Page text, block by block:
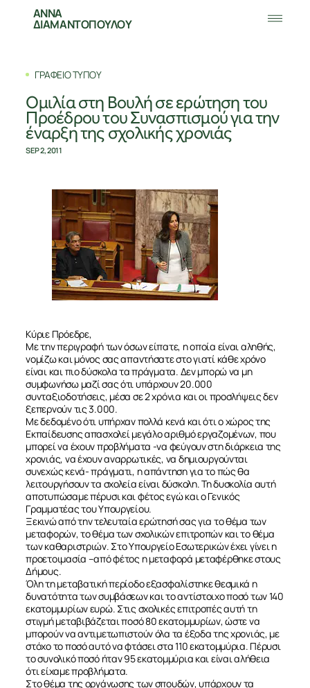
ΑΝΝΑ
ΔΙΑΜΑΝΤΟΠΟΥΛΟΥ
ΓΡΑΦΕΙΟ ΤΥΠΟΥ
Ομιλία στη Βουλή σε ερώτηση του
Προέδρου του Συνασπισμού για την
έναρξη της σχολικής χρονιάς
SEP 2, 2011
Κύριε Πρόεδρε,
Με την περιγραφή των όσων είπατε, η οποία είναι αληθής,
νομίζω και μόνος σας απαντήσατε στο γιατί κάθε χρόνο
είναι και πιο δύσκολα τα πράγματα. Δεν μπορώ να μη
συμφωνήσω μαζί σας ότι υπάρχουν 20.000
συνταξιοδοτήσεις, μέσα σε 2 χρόνια και οι προσλήψεις δεν
ξεπερνούν τις 3.000.
Με δεδομένο ότι υπήρχαν πολλά κενά και ότι ο χώρος της
Εκπαίδευσης απασχολεί μεγάλο αριθμό εργαζομένων, που
μπορεί να έχουν προβλήματα -να φεύγουν στη διάρκεια της
χρονιάς, να έχουν αναρρωτικές, να δημιουργούνται
συνεχώς κενά- πράγματι, η απάντηση για το πώς θα
λειτουργήσουν τα σχολεία είναι δύσκολη. Τη δυσκολία αυτή
αποτυπώσαμε πέρυσι και φέτος εγώ και ο Γενικός
Γραμματέας του Υπουργείου.
Ξεκινώ από την τελευταία ερώτησή σας για το θέμα των
μεταφορών, το θέμα των σχολικών επιτροπών και το θέμα
των καθαριστριών. Στο Υπουργείο Εσωτερικών έχει γίνει η
προετοιμασία –από φέτος η μεταφορά μεταφέρθηκε στους
Δήμους.
Όλη τη μεταβατική περίοδο εξασφαλίστηκε θεσμικά η
δυνατότητα των συμβάσεων και το αντίστοιχο ποσό των 140
εκατομμυρίων ευρώ. Στις σχολικές επιτροπές αυτή τη
στιγμή μεταβιβάζεται ποσό 80 εκατομμυρίων, ώστε να
μπορούν να αντιμετωπιστούν όλα τα έξοδα της χρονιάς, με
στόχο το ποσό αυτό να φτάσει στα 110 εκατομμύρια. Πέρυσι
το συνολικό ποσό ήταν 95 εκατομμύρια και είναι αλήθεια
ότι είχαμε προβλήματα.
Στο θέμα της οργάνωσης των σπουδών, υπάρχουν τα